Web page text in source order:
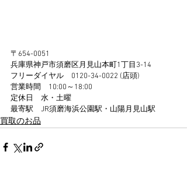
〒654-0051
兵庫県神戸市須磨区月見山本町1丁目3-14
フリーダイヤル　0120-34-0022 (店頭)
営業時間　10:00～18:00
定休日　水・土曜
最寄駅　JR須磨海浜公園駅・山陽月見山駅
買取のお品